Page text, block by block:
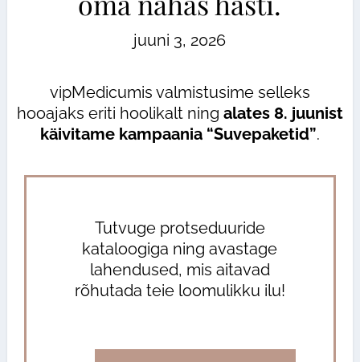
juuni 3, 2026
vipMedicumis valmistusime selleks
hooajaks eriti hoolikalt ning alates 8. juunist
käivitame kampaania “Suvepaketid”.
Tutvuge protseduuride
kataloogiga ning avastage
lahendused, mis aitavad
rõhutada teie loomulikku ilu!